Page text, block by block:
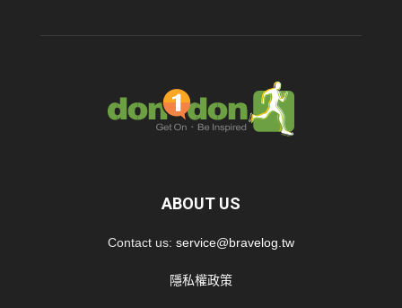
ABOUT US
Contact us: service@bravelog.tw
隱私權政策